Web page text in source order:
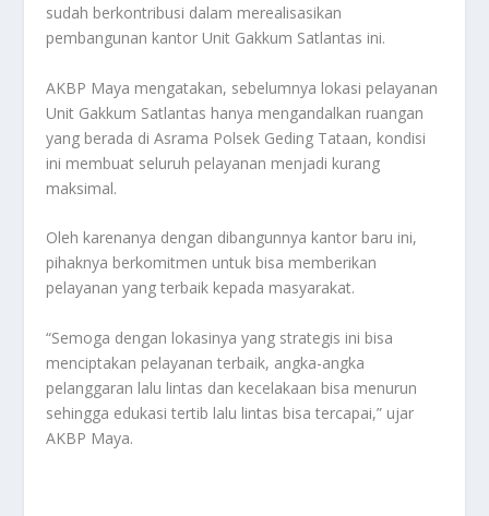
sudah berkontribusi dalam merealisasikan
pembangunan kantor Unit Gakkum Satlantas ini.
AKBP Maya mengatakan, sebelumnya lokasi pelayanan
Unit Gakkum Satlantas hanya mengandalkan ruangan
yang berada di Asrama Polsek Geding Tataan, kondisi
ini membuat seluruh pelayanan menjadi kurang
maksimal.
Oleh karenanya dengan dibangunnya kantor baru ini,
pihaknya berkomitmen untuk bisa memberikan
pelayanan yang terbaik kepada masyarakat.
“Semoga dengan lokasinya yang strategis ini bisa
menciptakan pelayanan terbaik, angka-angka
pelanggaran lalu lintas dan kecelakaan bisa menurun
sehingga edukasi tertib lalu lintas bisa tercapai,” ujar
AKBP Maya.